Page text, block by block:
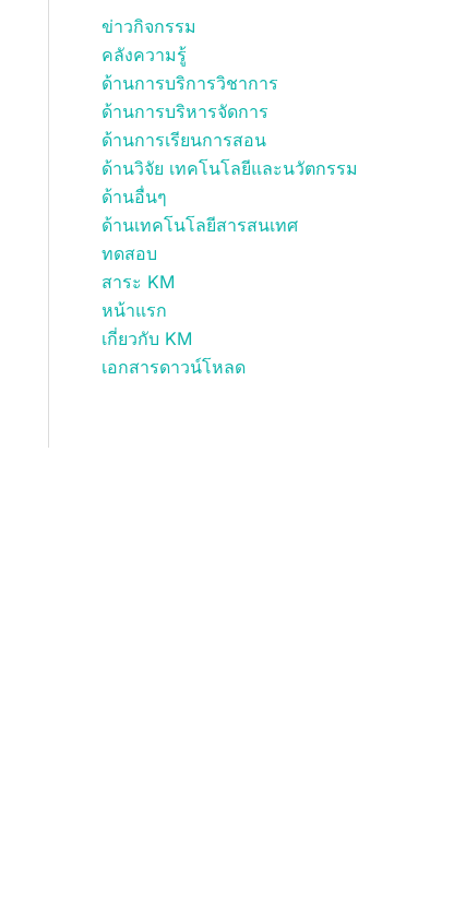
ข่าวกิจกรรม
คลังความรู้
ด้านการบริการวิชาการ
ด้านการบริหารจัดการ
ด้านการเรียนการสอน
ด้านวิจัย เทคโนโลยีและนวัตกรรม
ด้านอื่นๆ
ด้านเทคโนโลยีสารสนเทศ
ทดสอบ
สาระ KM
หน้าแรก
เกี่ยวกับ KM
เอกสารดาวน์โหลด